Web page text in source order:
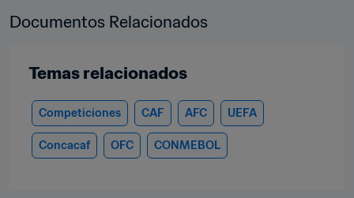
Documentos Relacionados
Temas relacionados
Competiciones CAF AFC UEFA
Concacaf OFC CONMEBOL